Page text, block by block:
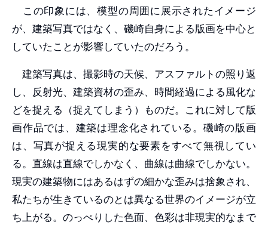
この印象には、模型の周囲に展示されたイメージ
が、建築写真ではなく、磯崎自身による版画を中心と
していたことが影響していたのだろう。
建築写真は、撮影時の天候、アスファルトの照り返
し、反射光、建築資材の歪み、時間経過による風化な
どを捉える（捉えてしまう）ものだ。これに対して版
画作品では、建築は理念化されている。磯崎の版画
は、写真が捉える現実的な要素をすべて無視してい
る。直線は直線でしかなく、曲線は曲線でしかない。
現実の建築物にはあるはずの細かな歪みは捨象され、
私たちが生きているのとは異なる世界のイメージが立
ち上がる。のっぺりした色面、色彩は非現実的なまで